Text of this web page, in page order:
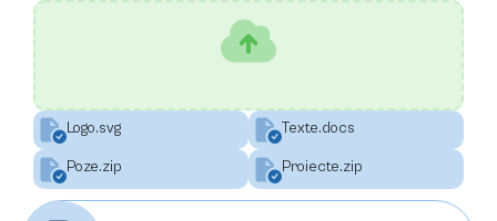
Logo.svg Texte.docs
Poze.zip Proiecte.zip